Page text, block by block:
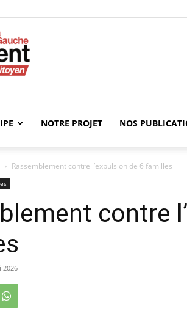
NOTRE PROJET NOS
Rassemblement contre l’expulsion de 6 familles
contre
2026